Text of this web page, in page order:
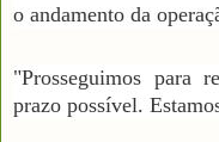
o andamento da
"Prosseguimos para
prazo possível.